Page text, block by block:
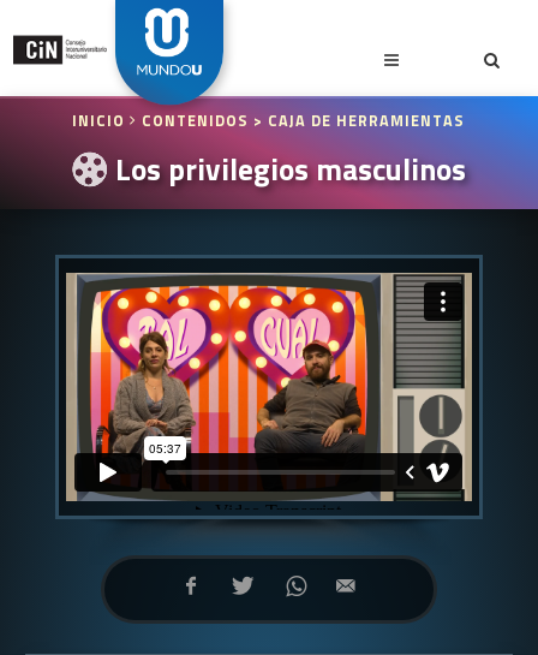
INICIO CONTENIDOS > CAJA DE HERRAMIENTAS
Los privilegios masculinos